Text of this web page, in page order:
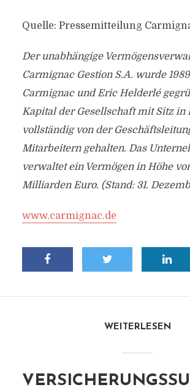
Quelle: Pressemitteilung
Der unabhängige
Carmignac Gestion S.A. wurde
Carmignac und Eric Helderlé
Kapital der Gesellschaft mit Sitz in
vollständig von der
Mitarbeitern gehalten. Das
verwaltet ein Vermögen in Höhe
Milliarden Euro. (Stand: 31.
www.carmignac.de
WEITERLESEN